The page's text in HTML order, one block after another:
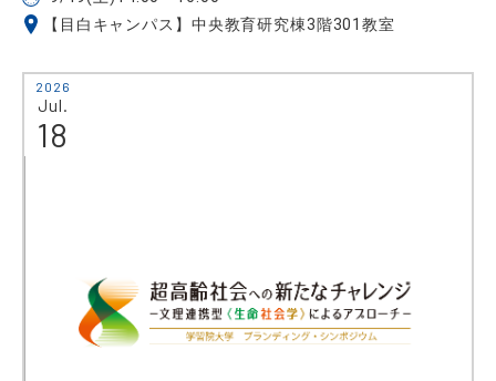
【目白キャンパス】中央教育研究棟3階301教室
2026
Jul.
18